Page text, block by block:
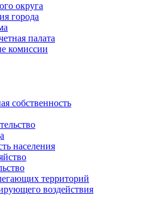
округа
города
палата
комиссии
собственность
населения
территорий
воздействия